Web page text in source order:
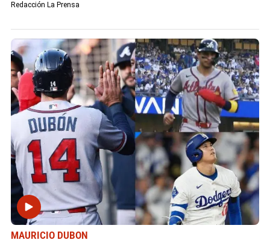
Redacción La Prensa
MAURICIO DUBON